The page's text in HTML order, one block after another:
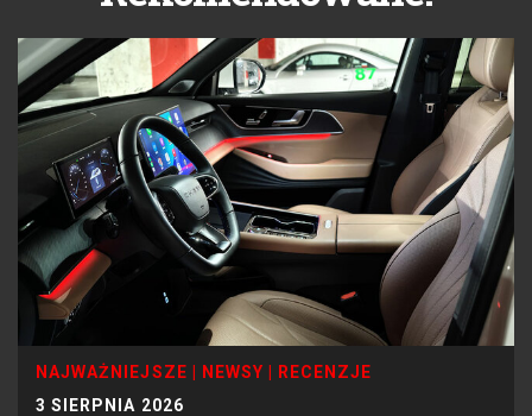
NAJWAŻNIEJSZE NEWSY
RECENZJE
3 SIERPNIA 2026